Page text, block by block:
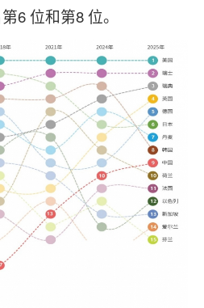
6 位和第8 位。